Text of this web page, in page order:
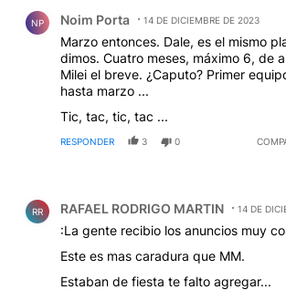
NP Noim Porta 14 DE DICIEMBRE DE 2023
Marzo entonces. Dale, es el mismo
dimos. Cuatro meses, máximo 6, de
Milei el breve. ¿Caputo? Primer
hasta marzo ...
Tic, tac, tic, tac ...
RESPONDER 3 0
RR RAFAEL RODRIGO MARTIN 14 DE
:La gente recibio los anuncios muy
Este es mas caradura que MM.
Estaban de fiesta te falto agregar...